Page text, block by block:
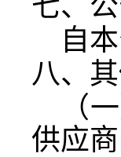
七、
自
八、
（一
供应